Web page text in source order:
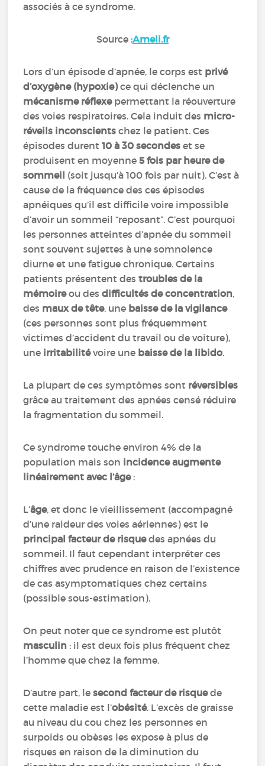
associés à ce syndrome.
Source :Ameli.fr
Lors d’un épisode d’apnée, le corps est privé
d’oxygène (hypoxie)ce qui déclenche un
mécanisme réflexepermettant la réouverture
des voies respiratoires. Cela induit des micro-
réveils inconscients chez le patient. Ces
épisodes durent10 à 30 secondes et se
produisent en moyenne5 fois par heure de
sommeil (soit jusqu’à 100 fois par nuit). C’est à
cause de la fréquence des ces épisodes
apnéiques qu’il est difficile voire impossible
d’avoir un sommeil “reposant”. C’est pourquoi
les personnes atteintes d’apnée du sommeil
sont souvent sujettes à une somnolence
diurne et une fatigue chronique. Certains
patients présentent destroubles de la
mémoireou desdifficultés de concentration,
des maux de tête, une baisse de la vigilance
(ces personnes sont plus fréquemment
victimes d’accident du travail ou de voiture),
une irritabilitévoire une baisse de la libido.
La plupart de ces symptômes sont réversibles
grâce au traitement des apnées censé réduire
la fragmentation du sommeil.
Ce syndrome touche environ 4% de la
population mais son incidence augmente
linéairement avec l’âge:
L’âge, et donc le vieillissement (accompagné
d’une raideur des voies aériennes) est le
principal facteur de risquedes apnées du
sommeil. Il faut cependant interpréter ces
chiffres avec prudence en raison de l’existence
de cas asymptomatiques chez certains
(possible sous-estimation).
On peut noter que ce syndrome est plutôt
masculin : il est deux fois plus fréquent chez
l’homme que chez la femme.
D’autre part, lesecond facteur de risquede
cette maladie est l’obésité. L’excès de graisse
au niveau du cou chez les personnes en
surpoids ou obèses les expose à plus de
risques en raison de la diminution du